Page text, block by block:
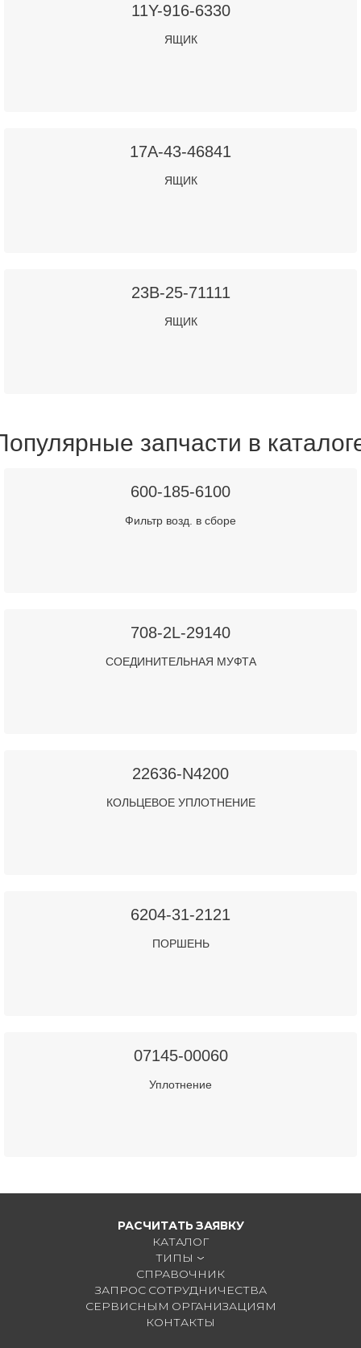
11Y-916-6330
ЯЩИК
17A-43-46841
ЯЩИК
23B-25-71111
ЯЩИК
запчасти в
600-185-6100
Фильтр возд. в сборе
708-2L-29140
СОЕДИНИТЕЛЬНАЯ МУФТА
22636-N4200
КОЛЬЦЕВОЕ УПЛОТНЕНИЕ
6204-31-2121
ПОРШЕНЬ
07145-00060
Уплотнение
РАСЧИТАТЬ ЗАЯВКУ
КАТАЛОГ
ТИПЫ
СПРАВОЧНИК
ЗАПРОС СОТРУДНИЧЕСТВА
СЕРВИСНЫМ ОРГАНИЗАЦИЯМ
КОНТАКТЫ